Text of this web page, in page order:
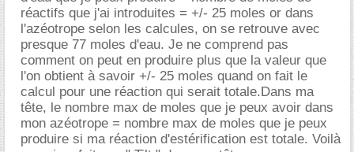
réactifs que j'ai introduites = +/- 25 moles or dans
l'azéotrope selon les calcules, on se retrouve avec
presque 77 moles d'eau. Je ne comprend pas
comment on peut en produire plus que la valeur que
l'on obtient à savoir +/- 25 moles quand on fait le
calcul pour une réaction qui serait totale.Dans ma
tête, le nombre max de moles que je peux avoir dans
mon azéotrope = nombre max de moles que je peux
produire si ma réaction d'estérification est totale. Voilà